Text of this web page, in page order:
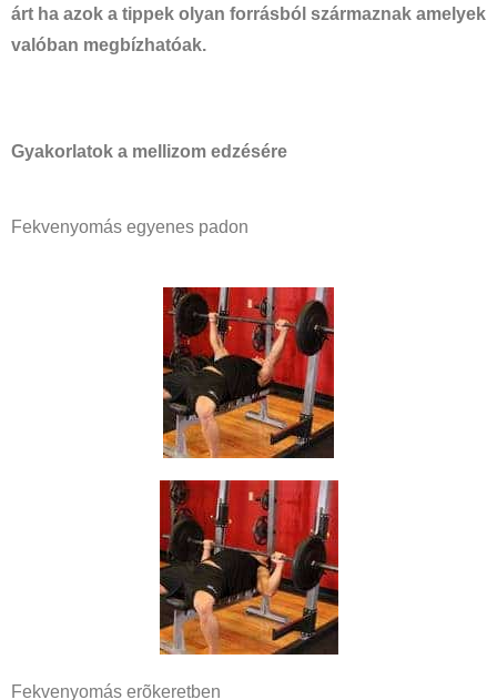
árt ha azok a tippek olyan forrásból származnak amelyek
valóban megbízhatóak.
Gyakorlatok a mellizom edzésére
Fekvenyomás egyenes padon
Fekvenyomás erõkeretben